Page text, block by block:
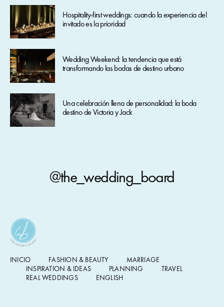
Hospitality-first weddings: cuando la experiencia del
invitado es la prioridad
Wedding Weekend: la tendencia que está
transformando las bodas de destino urbano
Una celebración llena de personalidad: la boda
destino de Victoria y Jack
@the_wedding_board
INICIO FASHION & BEAUTY
MARRIAGE
INSPIRATION & IDEAS
PLANNING
TRAVEL
REAL WEDDINGS
ENGLISH